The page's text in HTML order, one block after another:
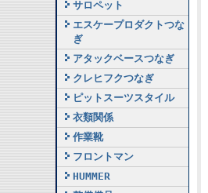
サロペット
エスケープロダクトつな
ぎ
アタックベースつなぎ
クレヒフクつなぎ
ピットスーツスタイル
衣類関係
作業靴
フロントマン
HUMMER